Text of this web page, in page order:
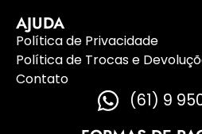
AJUDA
Política de Privacidade
Política de Trocas e
Contato
(61) 9